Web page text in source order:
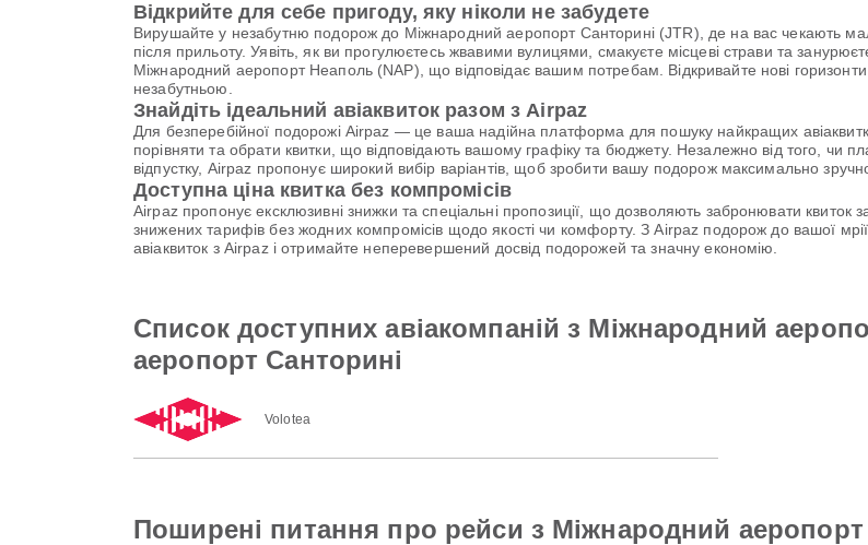
Відкрийте для себе пригоду, яку ніколи не забудете
Вирушайте у незабутню подорож до Міжнародний аеропорт Санторині (JTR), де на вас чекають
після прильоту. Уявіть, як ви прогулюєтесь жвавими вулицями, смакуєте місцеві страви та
Міжнародний аеропорт Неаполь (NAP), що відповідає вашим потребам. Відкривайте нові горизонти
незабутньою.
Знайдіть ідеальний авіаквиток разом з Airpaz
Для безперебійної подорожі Airpaz — це ваша надійна платформа для пошуку найкращих
порівняти та обрати квитки, що відповідають вашому графіку та бюджету. Незалежно від того, чи
відпустку, Airpaz пропонує широкий вибір варіантів, щоб зробити вашу подорож максимально
Доступна ціна квитка без компромісів
Airpaz пропонує ексклюзивні знижки та спеціальні пропозиції, що дозволяють забронювати
знижених тарифів без жодних компромісів щодо якості чи комфорту. З Airpaz подорож до вашої
авіаквиток з Airpaz і отримайте неперевершений досвід подорожей та значну економію.
Список доступних авіакомпаній з Міжнародний
аеропорт Санторині
Volotea
Поширені питання про рейси з Міжнародний